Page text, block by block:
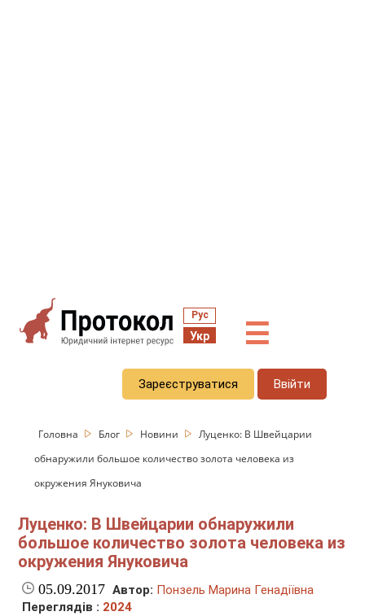
Рус
Укр ☰
Зареєструватися Ввійти
Головна Блог Новини
Луценко: В Швейцарии
обнаружили большое количество золота человека из
окружения Януковича
Луценко: В Швейцарии обнаружили
большое количество золота человека из
окружения Януковича
05.09.2017 Автор: Понзель Марина Генадіївна
Переглядів : 2024